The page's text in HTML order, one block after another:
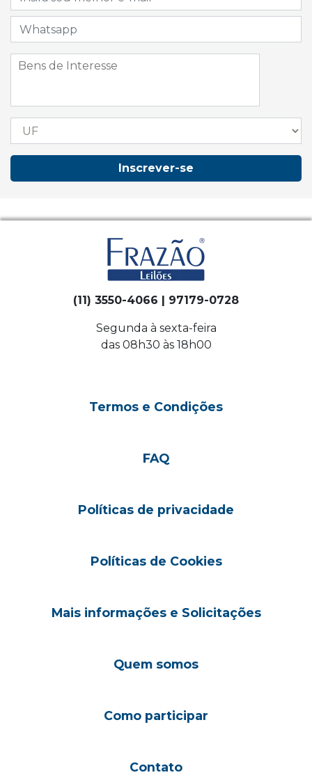
Inscrever-se
(11) 3550-4066 | 97179-0728
Segunda à sexta-feira
das 08h30 às 18h00
Termos e Condições
FAQ
Políticas de privacidade
Políticas de Cookies
Mais informações e Solicitações
Quem somos
Como participar
Contato